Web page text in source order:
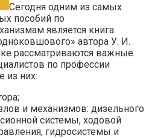
Сегодня одним из самых
пособий по
является книга
автора У. И.
рассматриваются важные
по профессии
из них:
и механизмов: дизельного
системы, ходовой
гидросистемы и